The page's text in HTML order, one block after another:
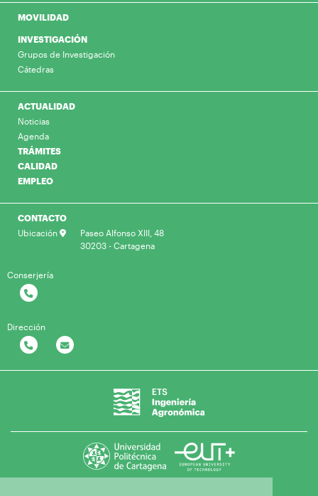
MOVILIDAD
INVESTIGACIÓN
Grupos de Investigación
Cátedras
ACTUALIDAD
Noticias
Agenda
TRÁMITES
CALIDAD
EMPLEO
CONTACTO
Ubicación
Paseo Alfonso XIII, 48
30203 - Cartagena
Conserjería
Dirección